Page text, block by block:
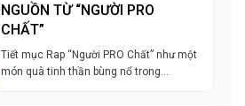
NGUỒN TỪ “NGƯỜI PRO
CHẤT”
Tiết mục Rap “Người PRO Chất” như một
món quà tinh thần bùng nổ trong…